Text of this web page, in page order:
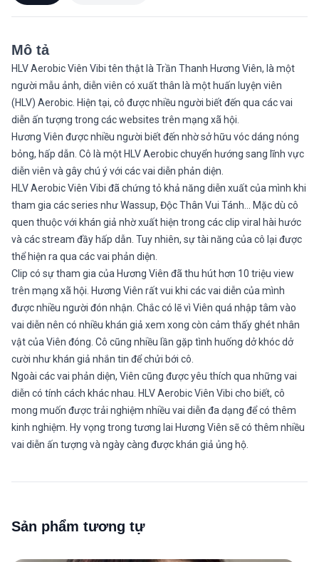
Mô tả
HLV Aerobic Viên Vibi tên thật là Trần Thanh Hương Viên, là một
người mẫu ảnh, diễn viên có xuất thân là một huấn luyện viên
(HLV) Aerobic. Hiện tại, cô được nhiều người biết đến qua các vai
diễn ấn tượng trong các websites trên mạng xã hội.
Hương Viên được nhiều người biết đến nhờ sở hữu vóc dáng nóng
bỏng, hấp dẫn. Cô là một HLV Aerobic chuyển hướng sang lĩnh vực
diễn viên và gây chú ý với các vai diễn phản diện.
HLV Aerobic Viên Vibi đã chứng tỏ khả năng diễn xuất của mình khi
tham gia các series như Wassup, Độc Thân Vui Tánh… Mặc dù cô
quen thuộc với khán giả nhờ xuất hiện trong các clip viral hài hước
và các stream đầy hấp dẫn. Tuy nhiên, sự tài năng của cô lại được
thể hiện ra qua các vai phản diện.
Clip có sự tham gia của Hương Viên đã thu hút hơn 10 triệu view
trên mạng xã hội. Hương Viên rất vui khi các vai diễn của mình
được nhiều người đón nhận. Chắc có lẽ vì Viên quá nhập tâm vào
vai diễn nên có nhiều khán giả xem xong còn cảm thấy ghét nhân
vật của Viên đóng. Cô cũng nhiều lần gặp tình huống dở khóc dở
cười như khán giả nhắn tin để chửi bới cô.
Ngoài các vai phản diện, Viên cũng được yêu thích qua những vai
diễn có tính cách khác nhau. HLV Aerobic Viên Vibi cho biết, cô
mong muốn được trải nghiệm nhiều vai diễn đa dạng để có thêm
kinh nghiệm. Hy vọng trong tương lai Hương Viên sẽ có thêm nhiều
vai diễn ấn tượng và ngày càng được khán giả ủng hộ.
Sản phẩm tương tự